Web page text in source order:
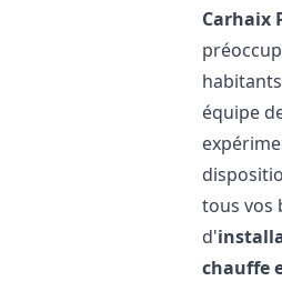
Carhaix
équipe
tous vos
d'
chauffe